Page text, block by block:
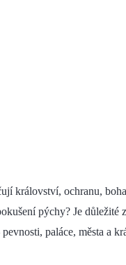
království, ochranu,
pýchy? Je
paláce, města